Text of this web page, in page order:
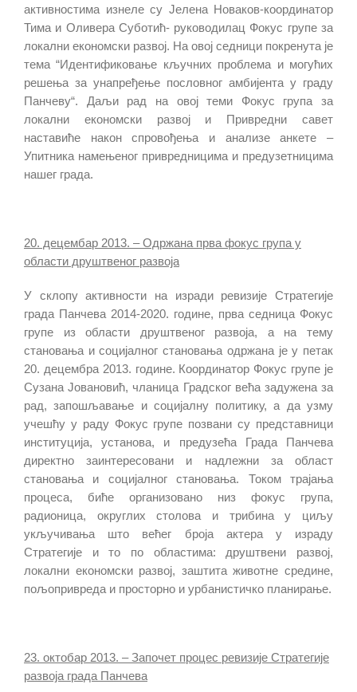
активностима изнеле су Јелена Новаков-координатор
Тима и Оливера Суботић- руководилац Фокус групе за
локални економски развој. На овој седници покренута је
тема “Идентификовање кључних проблема и могућих
решења за унапређење пословног амбијента у граду
Панчеву“. Даљи рад на овој теми Фокус група за
локални економски развој и Привредни савет
наставиће након спровођења и анализе анкете –
Упитника намењеног привредницима и предузетницима
нашег града.
20. децембар 2013. – Одржана прва фокус група у
области друштвеног развоја
У склопу активности на изради ревизије Стратегије
града Панчева 2014-2020. године, прва седница Фокус
групе из области друштвеног развоја, а на тему
становања и социјалног становања одржана је у петак
20. децембра 2013. године. Координатор Фокус групе је
Сузана Јовановић, чланица Градског већа задужена за
рад, запошљавање и социјалну политику, а да узму
учешћу у раду Фокус групе позвани су представници
институција, установа, и предузећа Града Панчева
директно заинтересовани и надлежни за област
становања и социјалног становања. Током трајања
процеса, биће организовано низ фокус група,
радионица, округлих столова и трибина у циљу
укључивања што већег броја актера у израду
Стратегије и то по областима: друштвени развој,
локални економски развој, заштита животне средине,
пољопривреда и просторно и урбанистичко планирање.
23. октобар 2013. – Започет процес ревизије Стратегије
развоја града Панчева